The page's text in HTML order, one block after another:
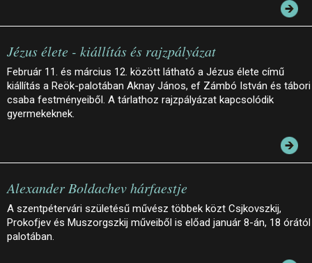
Jézus élete - kiállítás és rajzpályázat
Február 11. és március 12. között látható a Jézus élete című
kiállítás a Reök-palotában Aknay János, ef Zámbó István és tábori
csaba festményeiből. A tárlathoz rajzpályázat kapcsolódik
gyermekeknek.
Alexander Boldachev hárfaestje
A szentpétervári születésű művész többek közt Csjkovszkij,
Prokofjev és Muszorgszkij műveiből is előad január 8-án, 18
palotában.